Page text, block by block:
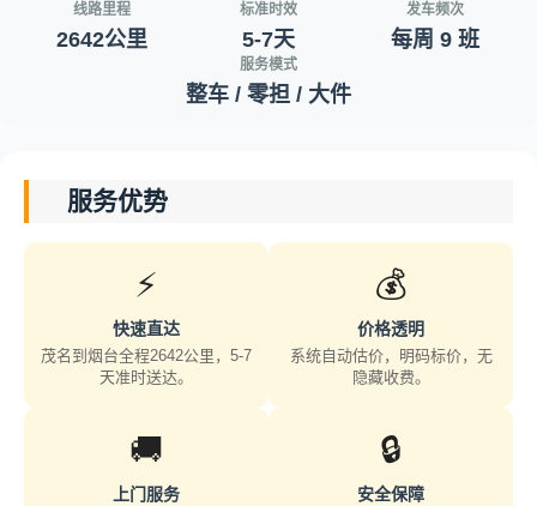
线路里程
2642公里
标准时效
5-7天
发车频次
每周 9 班
服务模式
整车 / 零担 / 大件
服务优势
⚡
快速直达
茂名到烟台全程2642公里，5-7
天准时送达。
💰
价格透明
系统自动估价，明码标价，无
隐藏收费。
🚚
上门服务
🔒
安全保障